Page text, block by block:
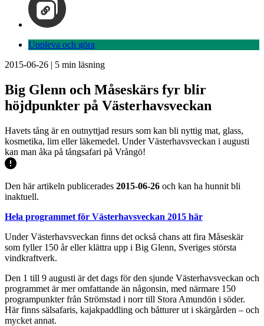
Uppleva och göra
2015-06-26 | 5 min läsning
Big Glenn och Måseskärs fyr blir
höjdpunkter på Västerhavsveckan
Havets tång är en outnyttjad resurs som kan bli nyttig mat, glass,
kosmetika, lim eller läkemedel. Under Västerhavsveckan i augusti
kan man åka på tångsafari på Vrångö!
Den här artikeln publicerades 2015-06-26 och kan ha hunnit bli
inaktuell.
Hela programmet för Västerhavsveckan 2015 här
Under Västerhavsveckan finns det också chans att fira Måseskär
som fyller 150 år eller klättra upp i Big Glenn, Sveriges största
vindkraftverk.
Den 1 till 9 augusti är det dags för den sjunde Västerhavsveckan och
programmet är mer omfattande än någonsin, med närmare 150
programpunkter från Strömstad i norr till Stora Amundön i söder.
Här finns sälsafaris, kajakpaddling och båtturer ut i skärgården – och
mycket annat.